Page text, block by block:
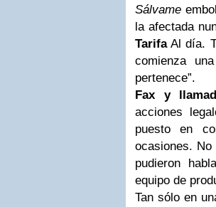
Sálvame
la afectada
TarifaAl día.
comienza
pertenece”.
Fax y
acciones
puesto en
ocasiones.
pudieron
equipo de
Tan sólo en